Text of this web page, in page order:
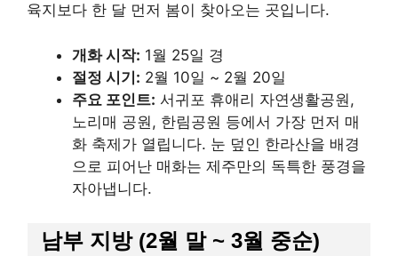
육지보다 한 달 먼저 봄이 찾아오는 곳입니다.
개화 시작: 1월 25일 경
절정 시기: 2월 10일 ~ 2월 20일
주요 포인트: 서귀포 휴애리 자연생활공원,
노리매 공원, 한림공원 등에서 가장 먼저 매
화 축제가 열립니다. 눈 덮인 한라산을 배경
으로 피어난 매화는 제주만의 독특한 풍경을
자아냅니다.
남부 지방 (2월 말 ~ 3월 중순)